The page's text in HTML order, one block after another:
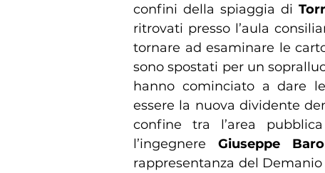
confini della spiaggia di
ritrovati presso l’aula
tornare ad esaminare le
sono spostati per un
hanno cominciato a dare
essere la nuova dividente
confine tra l’area
l’ingegnereGiuseppe
rappresentanza del